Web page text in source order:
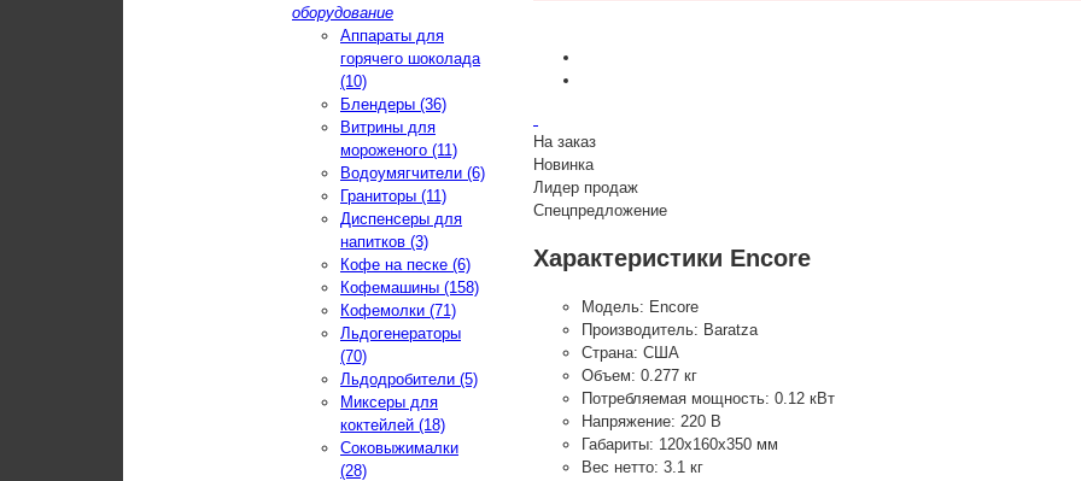
На заказ
Новинка
Лидер продаж
Спецпредложение
Характеристики Encore
Модель: Encore
Производитель: Baratza
Страна: США
Объем: 0.277 кг
Потребляемая мощность: 0.12 кВт
Напряжение: 220 В
Габариты: 120х160х350 мм
Вес нетто: 3.1 кг
оборудование
Аппараты для
горячего шоколада
(10)
Блендеры (36)
Витрины для
мороженого (11)
Водоумягчители (6)
Граниторы (11)
Диспенсеры для
напитков (3)
Кофе на песке (6)
Кофемашины (158)
Кофемолки (71)
Льдогенераторы
(70)
Льдодробители (5)
Миксеры для
коктейлей (18)
Соковыжималки
(28)